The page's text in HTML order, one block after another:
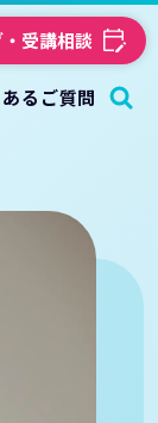
るご質問
受講相談